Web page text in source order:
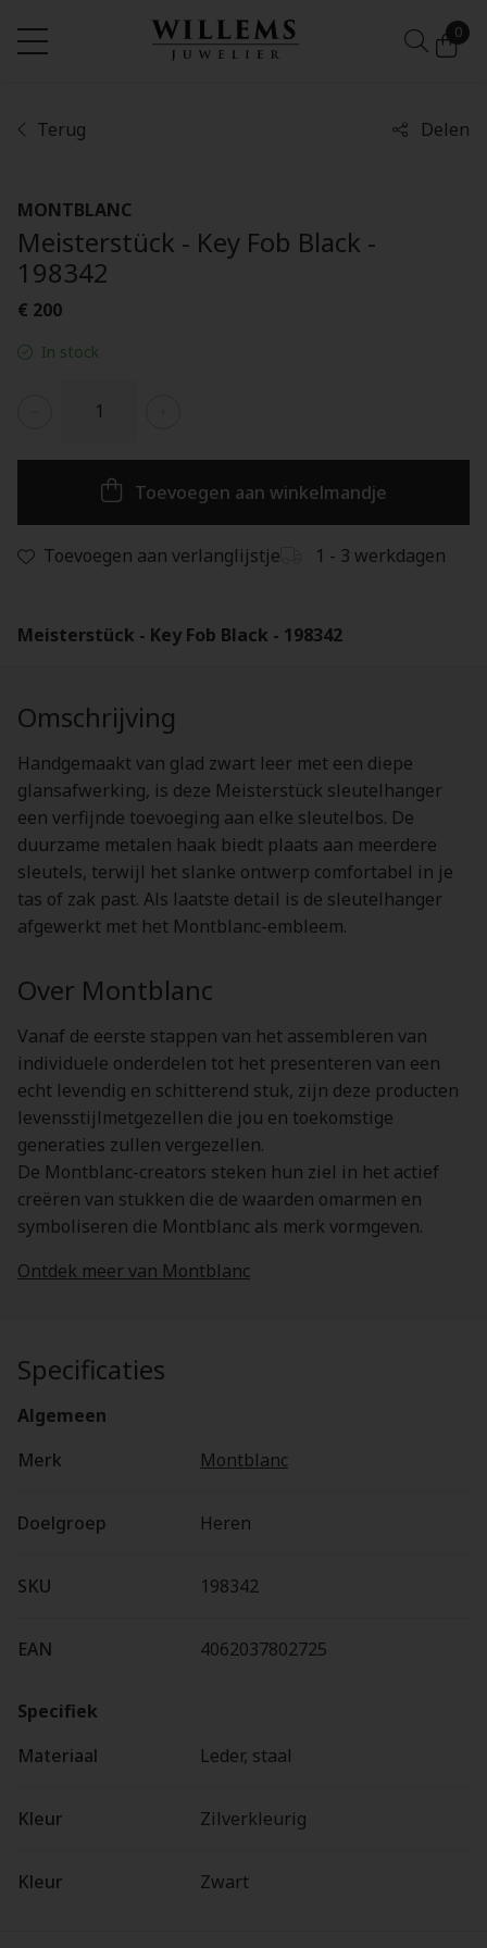
0
Terug Delen
MONTBLANC
Meisterstück - Key Fob Black -
198342
€ 200
In stock
Toevoegen aan winkelmandje
Toevoegen aan verlanglijstje 1 - 3 werkdagen
Meisterstück - Key Fob Black - 198342
Omschrijving
Handgemaakt van glad zwart leer met een diepe
glansafwerking, is deze Meisterstück sleutelhanger
een verfijnde toevoeging aan elke sleutelbos. De
duurzame metalen haak biedt plaats aan meerdere
sleutels, terwijl het slanke ontwerp comfortabel in je
tas of zak past. Als laatste detail is de sleutelhanger
afgewerkt met het Montblanc-embleem.
Over Montblanc
Vanaf de eerste stappen van het assembleren van
individuele onderdelen tot het presenteren van een
echt levendig en schitterend stuk, zijn deze producten
levensstijlmetgezellen die jou en toekomstige
generaties zullen vergezellen.
De Montblanc-creators steken hun ziel in het actief
creëren van stukken die de waarden omarmen en
symboliseren die Montblanc als merk vormgeven.
Ontdek meer van Montblanc
Specificaties
Algemeen
Merk
Montblanc
Doelgroep Heren
SKU 198342
EAN 4062037802725
Specifiek
Materiaal
Leder, staal
Kleur Zilverkleurig
Kleur Zwart